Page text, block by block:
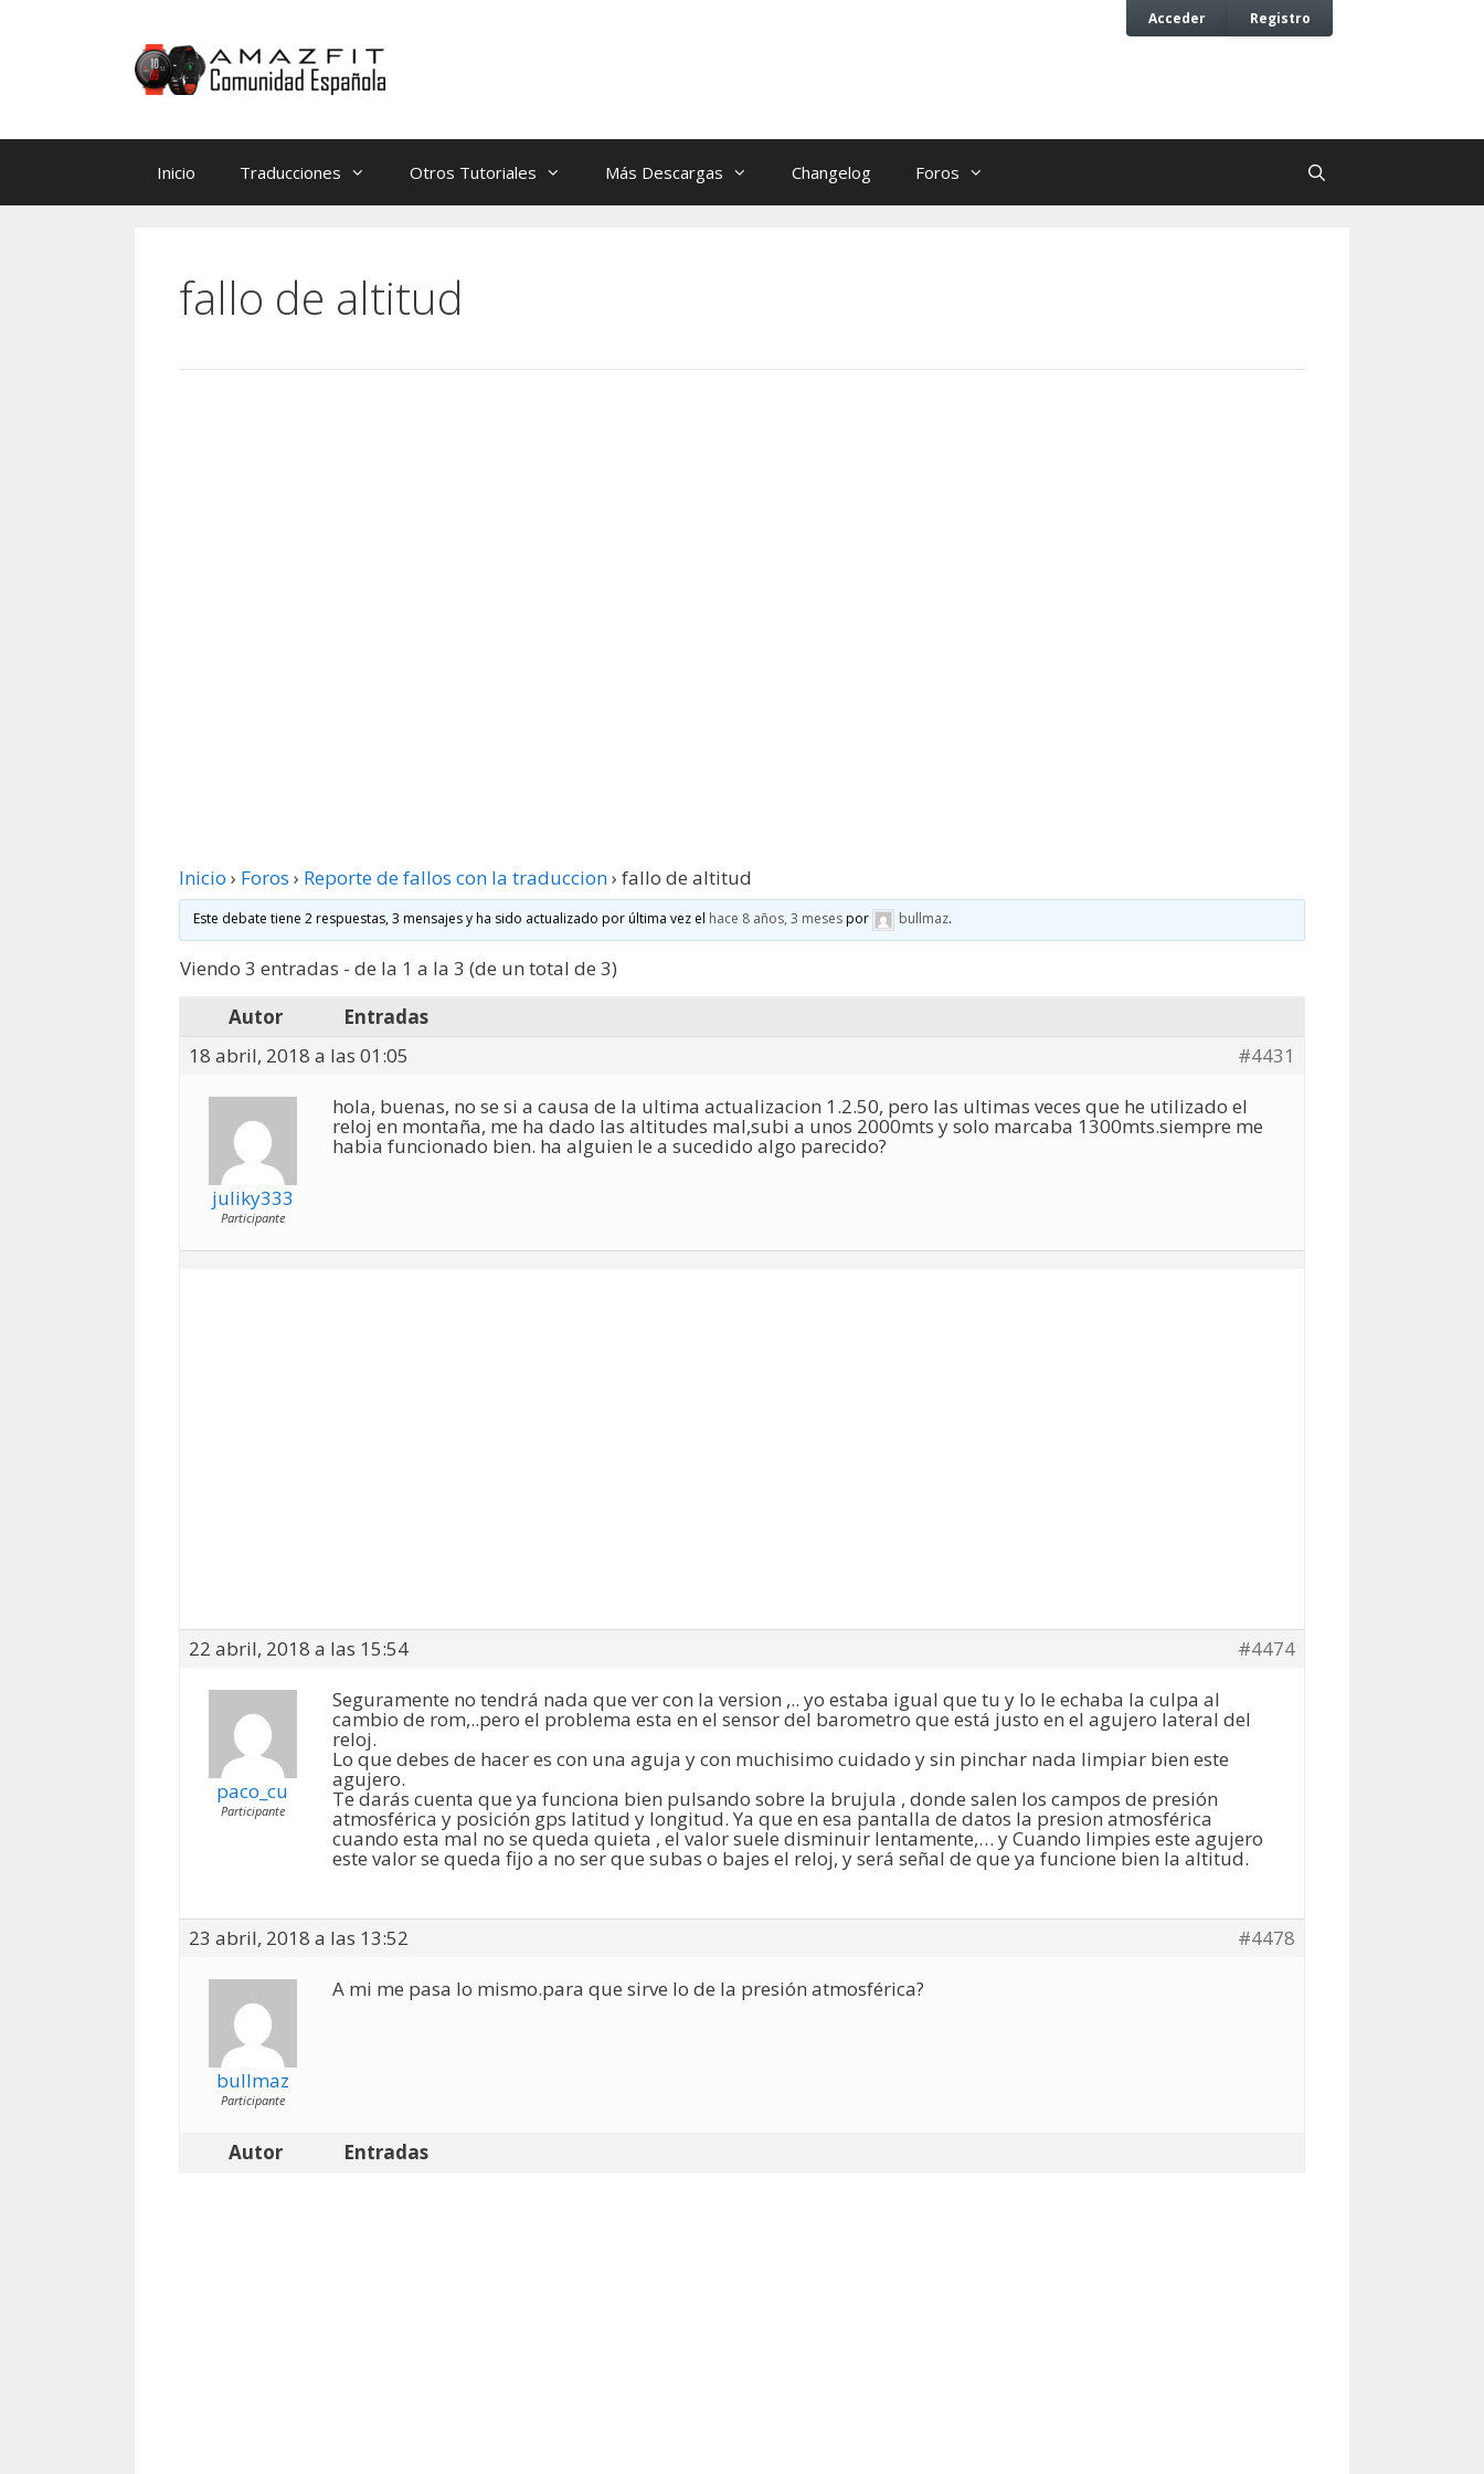
Acceder Registro
Inicio Traducciones Otros Tutoriales Más Descargas Changelog Foros
fallo de altitud
Inicio › Foros › Reporte de fallos con la traduccion› fallo de altitud
Este debate tiene 2 respuestas, 3 mensajes y ha sido actualizado por última vez el hace 8 años, 3 mesespor bullmaz.
Viendo 3 entradas - de la 1 a la 3 (de un total de 3)
Autor
Entradas
18 abril, 2018 a las 01:05
#4431
juliky333
Participante
hola, buenas, no se si a causa de la ultima actualizacion 1.2.50, pero las ultimas veces que he utilizado el
reloj en montaña, me ha dado las altitudes mal,subi a unos 2000mts y solo marcaba 1300mts.siempre me
habia funcionado bien. ha alguien le a sucedido algo parecido?
22 abril, 2018 a las 15:54 #4474
paco_cu
Participante
Seguramente no tendrá nada que ver con la version ,.. yo estaba igual que tu y lo le echaba la culpa al
cambio de rom,..pero el problema esta en el sensor del barometro que está justo en el agujero lateral del
reloj.
Lo que debes de hacer es con una aguja y con muchisimo cuidado y sin pinchar nada limpiar bien este
agujero.
Te darás cuenta que ya funciona bien pulsando sobre la brujula , donde salen los campos de presión
atmosférica y posición gps latitud y longitud. Ya que en esa pantalla de datos la presion atmosférica
cuando esta mal no se queda quieta , el valor suele disminuir lentamente,… y Cuando limpies este agujero
este valor se queda fijo a no ser que subas o bajes el reloj, y será señal de que ya funcione bien la altitud.
23 abril, 2018 a las 13:52 #4478
bullmaz
Participante
A mi me pasa lo mismo.para que sirve lo de la presión atmosférica?
Autor Entradas